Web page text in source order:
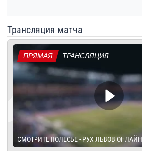
Трансляция матча
ПРЯМАЯ ТРАНСЛЯЦИЯ
СМОТРИТЕ ПОЛЕСЬЕ - РУХ ЛЬВОВ ОНЛАЙН